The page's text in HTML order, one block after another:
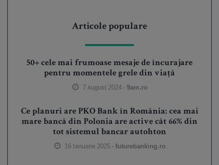
Articole populare
50+ cele mai frumoase mesaje de încurajare
pentru momentele grele din viață
7 August 2024 -9am.ro
Ce planuri are PKO Bank în România: cea mai
mare bancă din Polonia are active cât 66% din
tot sistemul bancar autohton
16 Ianuarie 2025 -futurebanking.ro